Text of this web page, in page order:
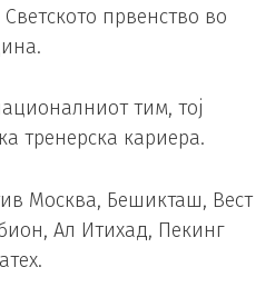
првенство во
тим, тој
тренерска кариера.
Москва, Бешикташ, Вест
Ал Итихад, Пекинг